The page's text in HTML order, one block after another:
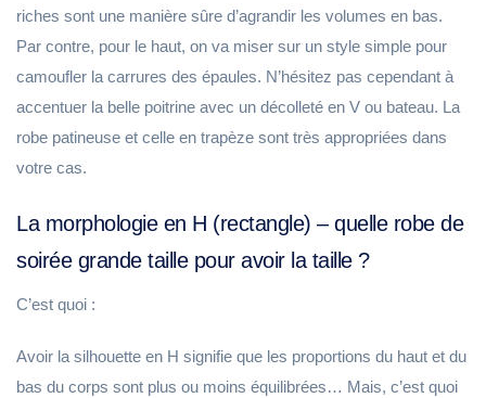
riches sont une manière sûre d’agrandir les volumes en bas.
Par contre, pour le haut, on va miser sur un style simple pour
camoufler la carrures des épaules. N’hésitez pas cependant à
accentuer la belle poitrine avec un décolleté en V ou bateau. La
robe patineuse et celle en trapèze sont très appropriées dans
votre cas.
La morphologie en H (rectangle) – quelle robe de
soirée grande taille pour avoir la taille ?
C’est quoi :
Avoir la silhouette en H signifie que les proportions du haut et du
bas du corps sont plus ou moins équilibrées… Mais, c’est quoi